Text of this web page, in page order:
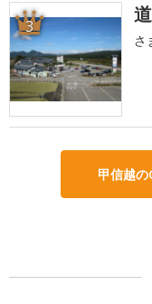
3
さ
甲信越